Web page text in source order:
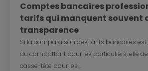
Comptes bancaires
tarifs qui manquent souvent
transparence
Si la comparaison des tarifs bancaires
du combattant pour les particuliers, elle
casse-tête pour les...